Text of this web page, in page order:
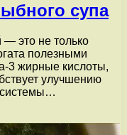
супа
— это не только
полезными
3 жирные кислоты,
улучшению
системы…